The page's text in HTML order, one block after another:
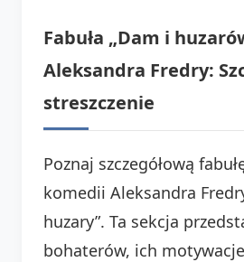
Fabuła „Dam i
Aleksandra Fredry:
streszczenie
Poznaj szczegółową
komedii Aleksandra
huzary”. Ta sekcja
bohaterów, ich